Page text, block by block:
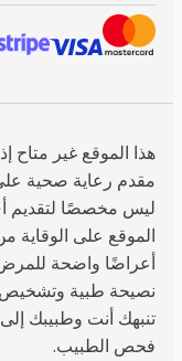
مقدم رعاية صحية
ليس مخصصًا لتقديم
الموقع على الوقاية
أعراضًا واضحة
نصيحة طبية وتشخيص
تنبهك أنت وطبيبك
فحص الطبيب.